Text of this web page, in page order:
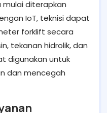
mulai diterapkan
IoT, teknisi dapat
forklift secara
tekanan hidrolik, dan
digunakan untuk
dan mencegah